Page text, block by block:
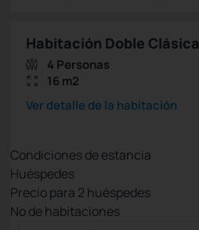
Habitación Doble Clásica
4 Personas
16 m2
Ver detalle de la habitación
Condiciones de estancia
Huéspedes
Precio para 2 huéspedes
Nº de habitaciones